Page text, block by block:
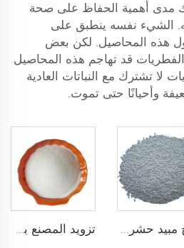
مدى أهمية الحفاظ على صحة
الشيء نفسه ينطبق على
هذه المحاصيل. لكن بعض
الفطريات قد تهاجم هذه المحاصيل
لا تشترك مع النباتات العادية
وأحيانًا حتى تموت.
منتج مبيد حشري زراعي ثايميثوكسام 1% WDG 25% WG CAS 153719-23-4 ثايميثوكسام 25wg تزويد المصنع بمبيد حشري يحتوي على 2.65% تتراميثرين + 34.1% بيتا-سيبريميثرين WP